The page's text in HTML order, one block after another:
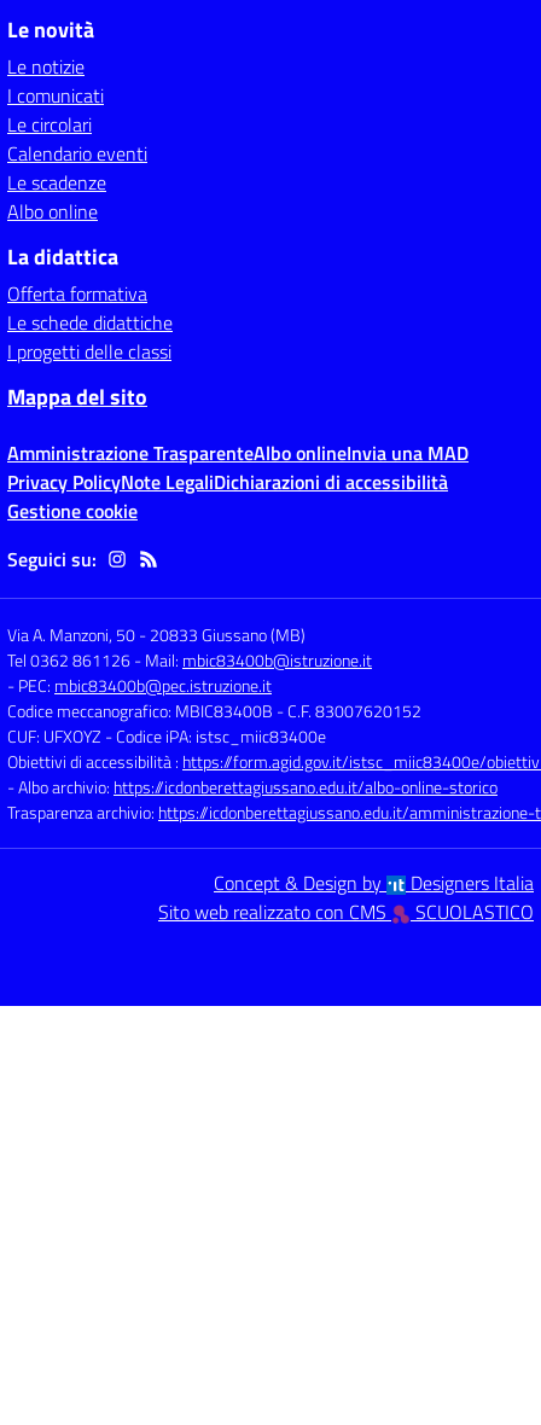
Le novità
Le notizie
I comunicati
Le circolari
Calendario eventi
Le scadenze
Albo online
La didattica
Offerta formativa
Le schede didattiche
I progetti delle classi
Mappa del sito
Amministrazione TrasparenteAlbo onlineInvia una MAD
Privacy PolicyNote LegaliDichiarazioni di accessibilità
Gestione cookie
Seguici su:
Via A. Manzoni, 50-20833 Giussano (MB)
Tel 0362 861126- Mail: mbic83400b@istruzione.it
- PEC: mbic83400b@pec.istruzione.it
Codice meccanografico: MBIC83400B - C.F. 83007620152
CUF: UFXOYZ - Codice iPA: istsc_miic83400e
Obiettivi di accessibilità : https://form.agid.gov.it/istsc_miic83400e/
- Albo archivio: https://icdonberettagiussano.edu.it/albo-online-storico
Trasparenza archivio: https://icdonberettagiussano.edu.it/
Concept & Design by
Designers Italia
Sito web realizzato con CMS
SCUOLASTICO